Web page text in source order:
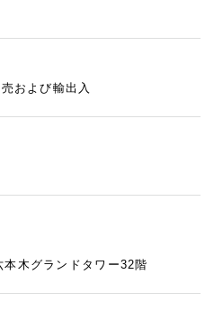
売および輸出入
木グランドタワー32階